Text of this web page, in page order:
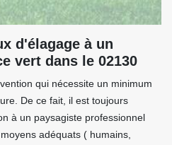
d'élagage à un
vert dans le 02130
qui nécessite un minimum
De ce fait, il est toujours
à un paysagiste professionnel
adéquats ( humains,